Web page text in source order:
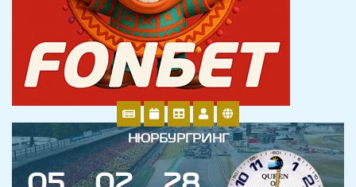
НЮРБУРГРИНГ